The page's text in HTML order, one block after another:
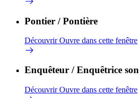
Pontier / Pontière
DécouvrirOuvre dans cette fenêtre
Enquêteur / Enquêtrice
DécouvrirOuvre dans cette fenêtre